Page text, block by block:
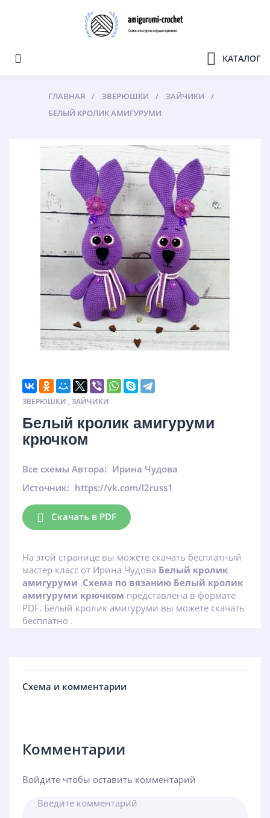
КАТАЛОГ
ГЛАВНАЯ ЗВЕРЮШКИ
ЗАЙЧИКИ
БЕЛЫЙ КРОЛИК АМИГУРУМИ
ЗВЕРЮШКИ ,ЗАЙЧИКИ
Белый кролик амигуруми
крючком
Все схемы Автора: Ирина Чудова
Источник: https://vk.com/l2russ1
Скачать в PDF
На этой странице вы можете скачать бесплатный
мастер класс от Ирина Чудова Белый кролик
амигуруми .Схема по вязанию Белый кролик
амигуруми крючком представлена в формате
PDF. Белый кролик амигуруми вы можете скачать
бесплатно .
Схема и комментарии
Комментарии
Войдите чтобы оставить комментарий